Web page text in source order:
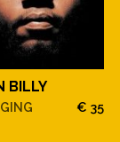
BILLY
€ 35